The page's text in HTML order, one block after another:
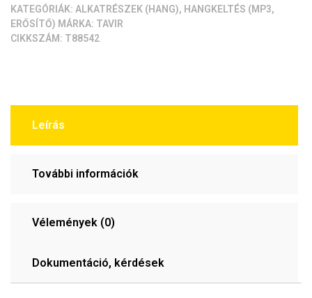
KATEGÓRIÁK: ALKATRÉSZEK (HANG), HANGKELTÉS (MP3,
ERŐSÍTŐ) MÁRKA: TAVIR
CIKKSZÁM: T88542
Leírás
További információk
Vélemények (0)
Dokumentáció, kérdések